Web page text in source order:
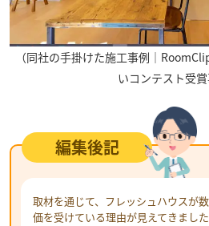
（同社の手掛けた施工事例｜
いコンテスト受賞
編集後記
取材を通じて、フレッシュハウスが
価を受けている理由が見えてきました